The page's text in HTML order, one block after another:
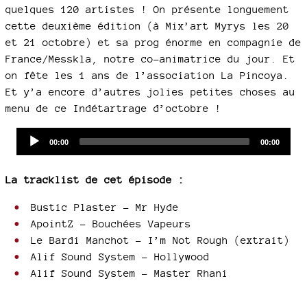
quelques 120 artistes ! On présente longuement
cette deuxième édition (à Mix’art Myrys les 20
et 21 octobre) et sa prog énorme en compagnie de
France/Messkla, notre co-animatrice du jour. Et
on fête les 1 ans de l’association La Pincoya.
Et y’a encore d’autres jolies petites choses au
menu de ce Indétartrage d’octobre !
Current
00:00
Total
00:00
La tracklist de cet épisode :
Bustic Plaster - Mr Hyde
ApointZ - Bouchées Vapeurs
Le Bardi Manchot - I’m Not Rough (extrait)
Alif Sound System - Hollywood
Alif Sound System - Master Rhani